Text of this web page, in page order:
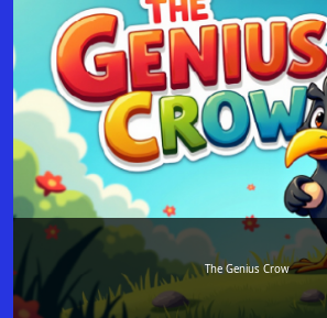
The Genius Crow